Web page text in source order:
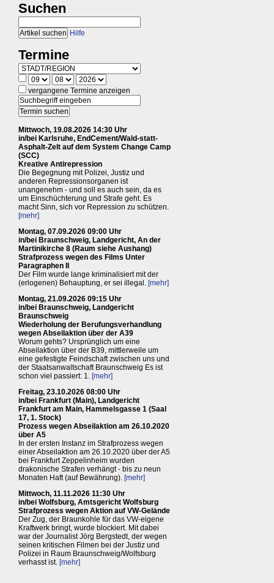
Suchen
Hilfe
Termine
vergangene Termine anzeigen
Mittwoch, 19.08.2026 14:30 Uhr
in/bei Karlsruhe, EndCement/Wald-statt-
Asphalt-Zelt auf dem System Change Camp
(SCC)
Kreative Antirepression
Die Begegnung mit Polizei, Justiz und
anderen Repressionsorganen ist
unangenehm - und soll es auch sein, da es
um Einschüchterung und Strafe geht. Es
macht Sinn, sich vor Repression zu schützen.
[mehr]
Montag, 07.09.2026 09:00 Uhr
in/bei Braunschweig, Landgericht, An der
Martinikirche 8 (Raum siehe Aushang)
Strafprozess wegen des Films Unter
Paragraphen II
Der Film wurde lange kriminalisiert mit der
(erlogenen) Behauptung, er sei illegal. [mehr]
Montag, 21.09.2026 09:15 Uhr
in/bei Braunschweig, Landgericht
Braunschweig
Wiederholung der Berufungsverhandlung
wegen Abseilaktion über der A39
Worum gehts? Ursprünglich um eine
Abseilaktion über der B39, mittlerweile um
eine gefestigte Feindschaft zwischen uns und
der Staatsanwaltschaft Braunschweig Es ist
schon viel passiert: 1. [mehr]
Freitag, 23.10.2026 08:00 Uhr
in/bei Frankfurt (Main), Landgericht
Frankfurt am Main, Hammelsgasse 1 (Saal
17, 1. Stock)
Prozess wegen Abseilaktion am 26.10.2020
über A5
In der ersten Instanz im Strafprozess wegen
einer Abseilaktion am 26.10.2020 über der A5
bei Frankfurt Zeppelinheim wurden
drakonische Strafen verhängt - bis zu neun
Monaten Haft (auf Bewährung). [mehr]
Mittwoch, 11.11.2026 11:30 Uhr
in/bei Wolfsburg, Amtsgericht Wolfsburg
Strafprozess wegen Aktion auf VW-Gelände
Der Zug, der Braunkohle für das VW-eigene
Kraftwerk bringt, wurde blockiert. Mit dabei
war der Journalist Jörg Bergstedt, der wegen
seinen kritischen Filmen bei der Justiz und
Polizei in Raum Braunschweig/Wolfsburg
verhasst ist. [mehr]